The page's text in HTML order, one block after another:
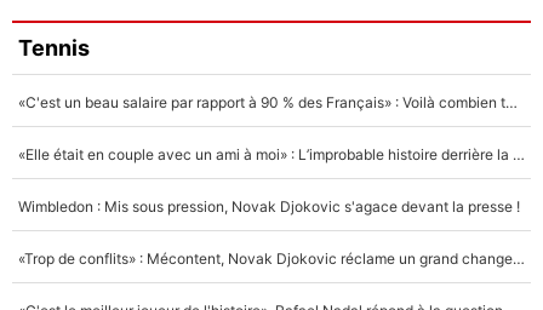
Tennis
«C'est un beau salaire par rapport à 90 % des Français» : Voilà combien touchait Nelson Monfort sur France Télévisions avant de rejoindre CNews
«Elle était en couple avec un ami à moi» : L’improbable histoire derrière la «seule relation longue» de Novak Djokovic
Wimbledon : Mis sous pression, Novak Djokovic s'agace devant la presse !
«Trop de conflits» : Mécontent, Novak Djokovic réclame un grand changement !